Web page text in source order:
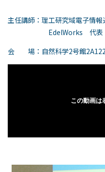
主任講師：理工研究域電子情
EdelWorks 代表
会 場：自然科学2号館2A122